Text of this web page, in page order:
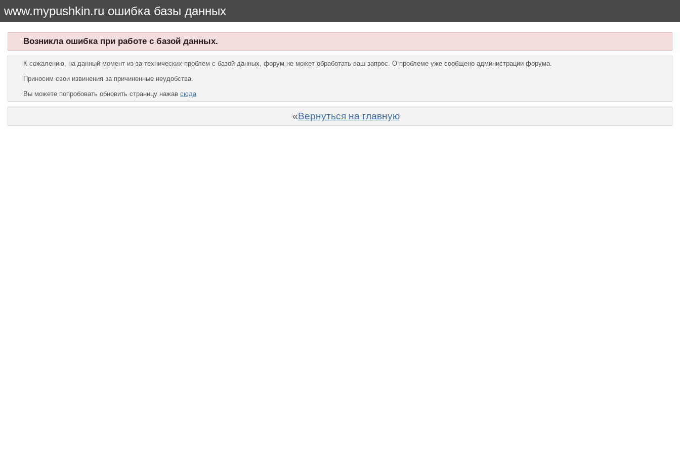
www.mypushkin.ru ошибка базы данных
Возникла ошибка при работе с базой данных.
К сожалению, на данный момент из-за технических проблем с базой данных, форум не может обработать ваш запрос. О проблеме уже сообщено администрации форума.
Приносим свои извинения за причиненные неудобства.
Вы можете попробовать обновить страницу нажав сюда
«Вернуться на главную